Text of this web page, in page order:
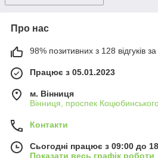
Про нас
98% позитивних з 128 відгуків за
Працює з 05.01.2023
м. Вінниця
Вінниця, проспек
Контакти
Сьогодні працює з 09:00 до
Показати весь графік роботи